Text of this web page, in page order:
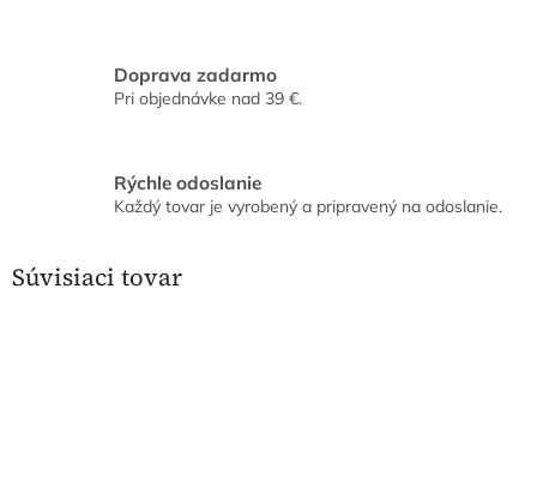
Doprava zadarmo
Pri objednávke nad 39 €.
Rýchle odoslanie
Každý tovar je vyrobený a pripravený na odoslanie.
Súvisiaci tovar